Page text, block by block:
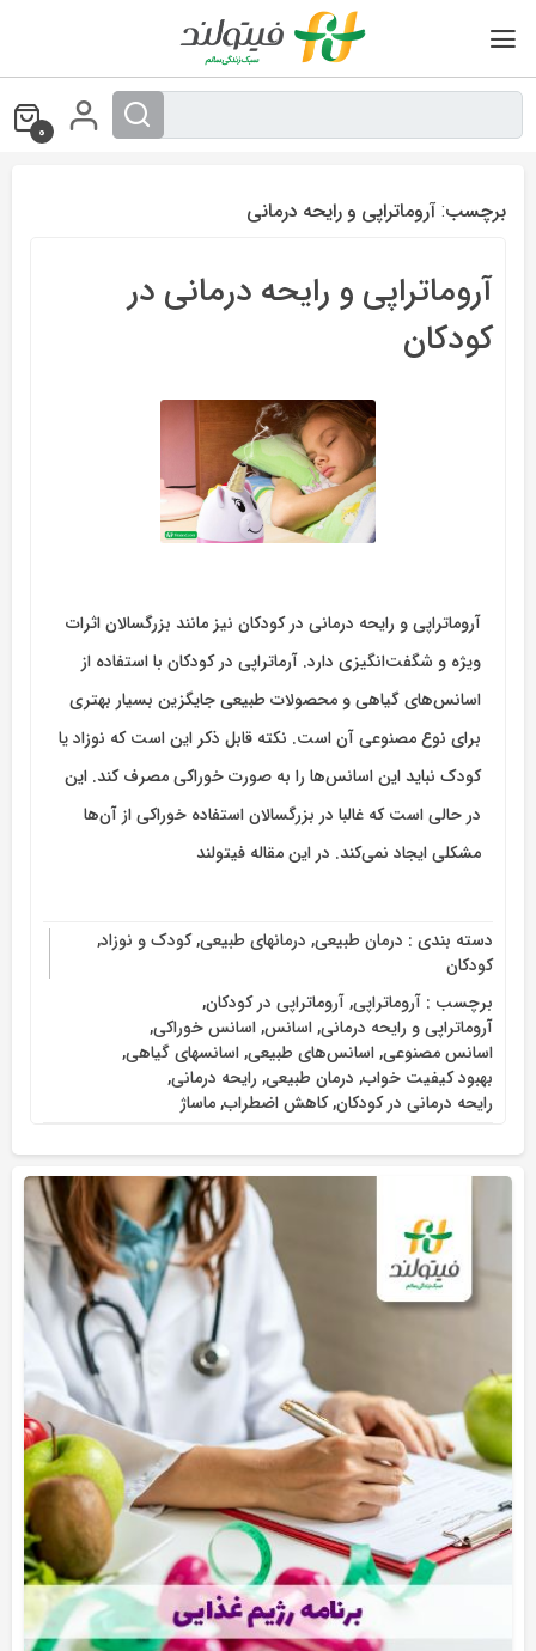
0
برچسب: آروماتراپی و رایحه درمانی
آروماتراپی و رایحه درمانی در
کودکان
آروماتراپی و رایحه درمانی در کودکان نیز مانند بزرگسالان اثرات
ویژه و شگفت‌انگیزی دارد. آرماتراپی در کودکان با استفاده از
اسانس‌های گیاهی و محصولات طبیعی جایگزین بسیار بهتری
برای نوع مصنوعی آن است. نکته قابل ذکر این است که نوزاد یا
کودک نباید این اسانس‌ها را به صورت خوراکی مصرف کند. این
در حالی است که غالبا در بزرگسالان استفاده خوراکی از آن‌ها
مشکلی ایجاد نمی‌کند. در این مقاله فیتولند
دسته بندی : درمان طبیعی, درمانهای طبیعی,کودک و نوزاد,
کودکان
برچسب : آروماتراپی,آروماتراپی در کودکان,
آروماتراپی و رایحه درمانی,اسانس,اسانس خوراکی,
اسانس مصنوعی,اسانس‌های طبیعی,اسانس‏های گیاهی,
بهبود کیفیت خواب, درمان طبیعی, رایحه درمانی,
رایحه درمانی در کودکان,کاهش اضطراب,ماساژ